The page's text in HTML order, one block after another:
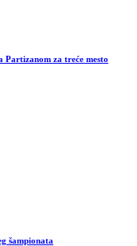
Partizanom za treće mesto
šampionata